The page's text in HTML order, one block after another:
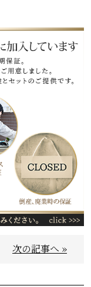
次の記事へ »